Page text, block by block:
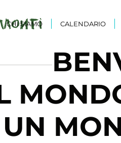
CHI SIAMO CALENDARIO
UN